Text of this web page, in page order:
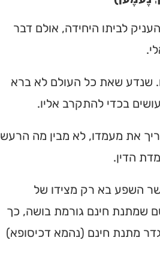
לביתו היחידה, אולם דבר
שנדע שאת כל העולם לא ברא
בכדי להתקרב אליו.
את מעמדו, לא מבין מה הרעש
הדין.
השפע בא רק מצידו של
שמתנת חינם גורמת בושה, כך
מתנת חינם (נהמא דכיסופא)